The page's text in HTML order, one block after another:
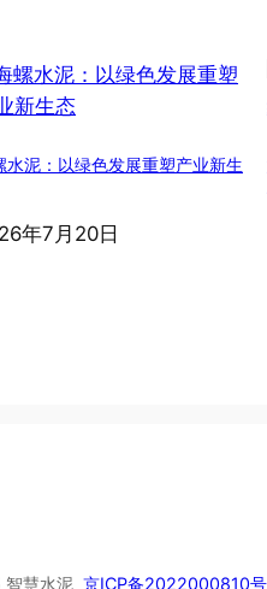
水泥：以绿色发展重塑产业新生
年7月20日
慧水泥 京ICP备2022000810号